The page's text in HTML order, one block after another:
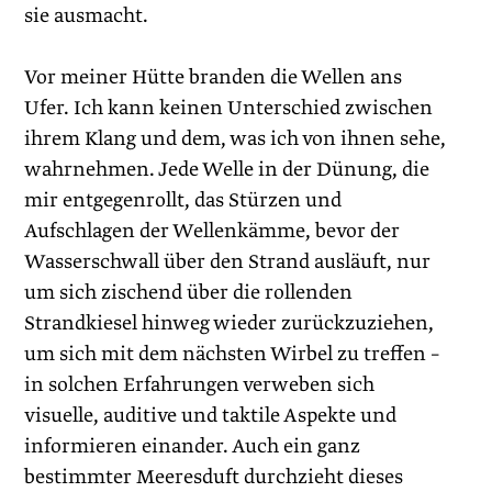
sie ausmacht.
Vor meiner Hütte branden die Wellen ans
Ufer. Ich kann keinen Unterschied zwischen
ihrem Klang und dem, was ich von ihnen sehe,
wahrnehmen. Jede Welle in der ­Dünung, die
mir entgegenrollt, das Stürzen und
Aufschlagen der Wellenkämme, bevor der
Wasserschwall über den Strand ausläuft, nur
um sich zischend über die rollenden
Strandkiesel hinweg wieder zurückzuziehen,
um sich mit dem nächsten Wirbel zu treffen –
in solchen Erfahrungen verweben sich
visuelle, auditive und taktile Aspekte und
informieren einander. Auch ein ganz
bestimmter Meeres­duft durchzieht dieses